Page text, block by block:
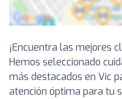
¡Encuentra las mejores
Hemos seleccionado
más destacados en Vic
atención óptima para tu